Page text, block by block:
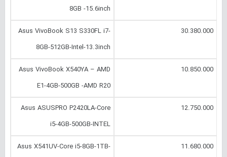
8GB -15.6inch
30.380.000
Asus VivoBook S13 S330FL i7-
8GB-512GB-Intel-13.3inch
10.850.000
Asus VivoBook X540YA – AMD
E1-4GB-500GB -AMD R20
12.750.000
Asus ASUSPRO P2420LA-Core
i5-4GB-500GB-INTEL
11.680.000
Asus X541UV-Core i5-8GB-1TB-